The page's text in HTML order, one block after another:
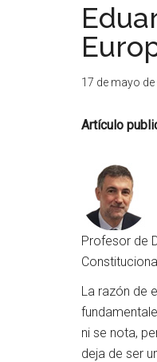
17 de mayo
Artículo
Profesor de
La razón de
ni se nota,
deja de ser